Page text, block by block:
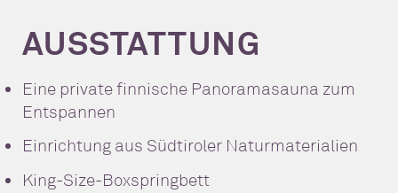
AUSSTATTUNG
Eine private finnische Panoramasauna zum
Entspannen
Einrichtung aus Südtiroler Naturmaterialien
King-Size-Boxspringbett